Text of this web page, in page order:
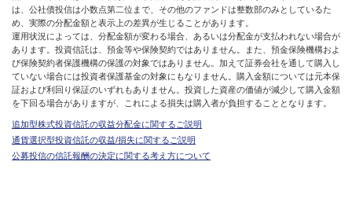
は、公社債投信は小数点第二位まで、その他のファンドは整数部のみとしているた
め、実際の分配金額と表示上の差異が生じることがあります。
運用状況によっては、分配金額が変わる場合、あるいは分配金が支払われない場合が
あります。投資信託は、預金等や保険契約ではありません。また、預金保険機構およ
び保険契約者保護機構の保護の対象ではありません。加えて証券会社を通して購入し
ていない場合には投資者保護基金の対象にもなりません。購入金額については元本保
証および利回り保証のいずれもありません。投資した資産の価値が減少して購入金額
を下回る場合がありますが、これによる損失は購入者が負担することとなります。
追加型株式投資信託の収益分配金に関するご説明
通貨選択型投資信託の収益/損失に関するご説明
公募投信の信託報酬の決定に関する考え方について